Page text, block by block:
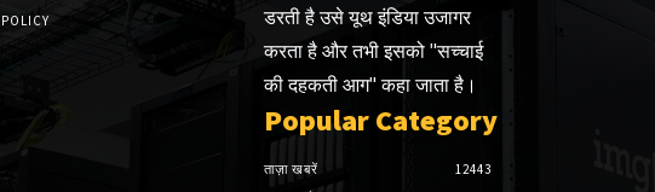
POLICY
डरती है उसे यूथ इंडिया उजागर
करता है और तभी इसको "सच्चाई
की दहकती आग" कहा जाता है।
Popular Category
ताज़ा खबरें
12443